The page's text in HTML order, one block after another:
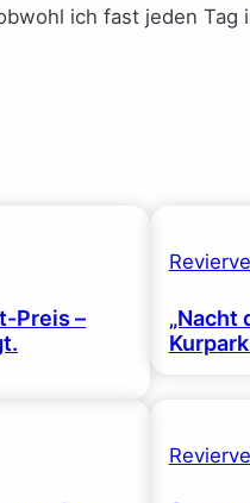
ich fast jeden
Preis –
„Nacht